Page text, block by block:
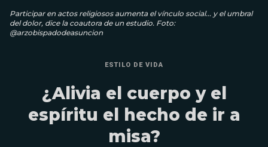
Participar en actos religiosos aumenta el vínculo social... y el umbral
del dolor, dice la coautora de un estudio. Foto:
@arzobispadodeasuncion
ESTILO DE VIDA
¿Alivia el cuerpo y el
espíritu el hecho de ir a
misa?